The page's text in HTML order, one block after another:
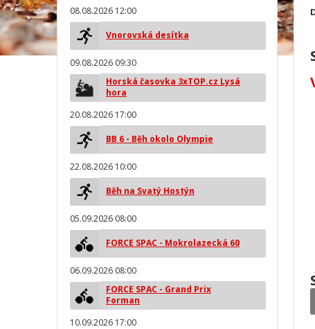
08.08.2026 12:00
Vnorovská desítka
09.08.2026 09:30
Horská časovka 3xTOP.cz Lysá
hora
20.08.2026 17:00
BB 6 - Běh okolo Olympie
22.08.2026 10:00
Běh na Svatý Hostýn
05.09.2026 08:00
FORCE SPAC - Mokrolazecká 60
06.09.2026 08:00
FORCE SPAC - Grand Prix
Forman
10.09.2026 17:00